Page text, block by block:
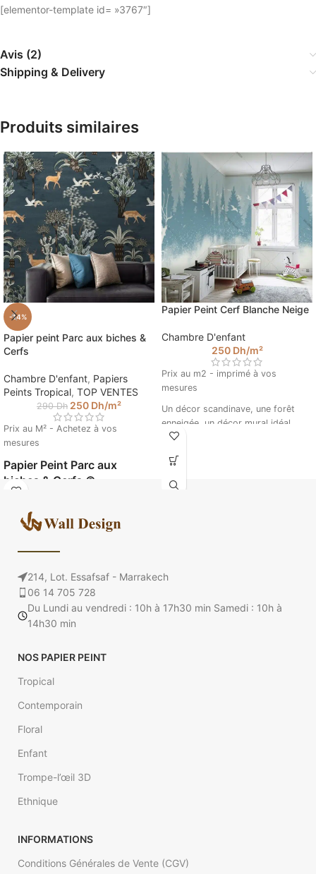
[elementor-template id= »3767″]
Avis (2)
Shipping & Delivery
Produits similaires
-14%
Papier peint Parc aux biches &
Cerfs
Chambre D'enfant, Papiers
Peints Tropical, TOP VENTES
290Dh 250 Dh/m²
Prix au M² - Achetez à vos
mesures
Papier Peint Parc aux
biches & Cerfs ©
Entrez la taille de votre mur pour
calculer le prix de votre papier
Papier Peint Cerf Blanche Neige
Chambre D'enfant
250 Dh/m²
Prix au m2 - imprimé à vos
mesures
Un décor scandinave, une forêt
enneigée, un décor mural idéal
pour s'évader dans un doux
panoramique convient aux
chambres enfants et bébés. Créer
peint. (Ex : 4.5 m sur 2.85).
Blanche Neige ©
214, Lot. Essafsaf - Marrakech
06 14 705 728
Du Lundi au vendredi : 10h à 17h30 min Samedi : 10h à
14h30 min
NOS PAPIER PEINT
Tropical
Contemporain
Floral
Enfant
Trompe-l’œil 3D
Ethnique
INFORMATIONS
Conditions Générales de Vente (CGV)